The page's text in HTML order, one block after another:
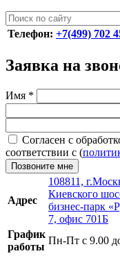
Телефон: +7(499) 702
Заявка на
Имя *
Согласен с
соответствии с (
Позвоните мне
Адрес
108811,
Киевского
бизнес-парк
7, офис 701Б
График
работы
Пн-Пт с 9.00